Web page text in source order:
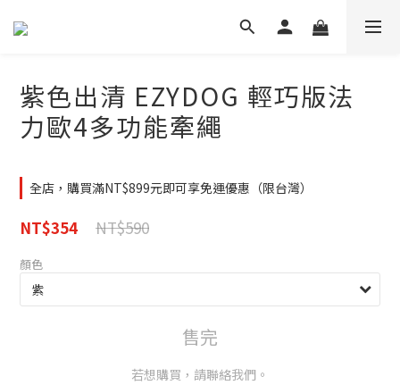
紫色出清 EZYDOG 輕巧版法
力歐4多功能牽繩
全店，購買滿NT$899元即可享免運優惠（限台灣）
NT$590
NT$354
顏色
售完
若想購買，請聯絡我們。